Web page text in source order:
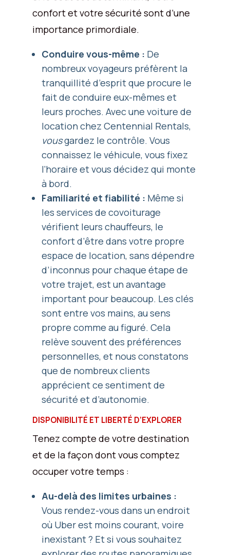
confort et votre sécurité sont d’une
importance primordiale.
Conduire vous-même : De
nombreux voyageurs préfèrent la
tranquillité d’esprit que procure le
fait de conduire eux-mêmes et
leurs proches. Avec une voiture de
location chez Centennial Rentals,
vousgardez le contrôle. Vous
connaissez le véhicule, vous fixez
l’horaire et vous décidez qui monte
à bord.
Familiarité et fiabilité : Même si
les services de covoiturage
vérifient leurs chauffeurs, le
confort d’être dans votre propre
espace de location, sans dépendre
d’inconnus pour chaque étape de
votre trajet, est un avantage
important pour beaucoup. Les clés
sont entre vos mains, au sens
propre comme au figuré. Cela
relève souvent des préférences
personnelles, et nous constatons
que de nombreux clients
apprécient ce sentiment de
sécurité et d’autonomie.
DISPONIBILITÉ ET LIBERTÉ D’EXPLORER
Tenez compte de votre destination
et de la façon dont vous comptez
occuper votre temps :
Au-delà des limites urbaines :
Vous rendez-vous dans un endroit
où Uber est moins courant, voire
inexistant ? Et si vous souhaitez